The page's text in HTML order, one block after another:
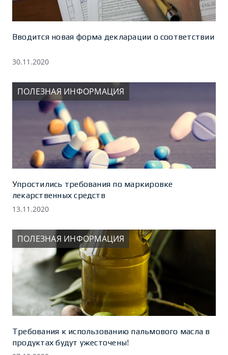
Вводится новая форма декларации о соответствии
30.11.2020
ПОЛЕЗНАЯ ИНФОРМАЦИЯ
Упростились требования по маркировке
лекарственных средств
13.11.2020
ПОЛЕЗНАЯ ИНФОРМАЦИЯ
Требования к использованию пальмового масла в
продуктах будут ужесточены!